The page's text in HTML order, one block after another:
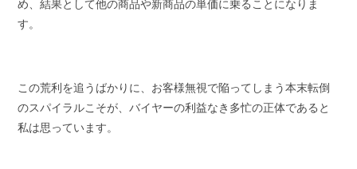
め、結果として他の商品や新商品の単価に乗ることになりま
す。
この荒利を追うばかりに、お客様無視で陥ってしまう本末転倒
のスパイラルこそが、バイヤーの利益なき多忙の正体であると
私は思っています。